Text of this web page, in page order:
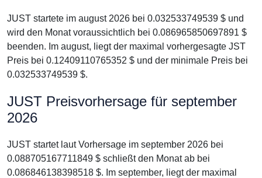
JUST startete im august 2026 bei 0.032533749539 $ und
wird den Monat voraussichtlich bei 0.086965850697891 $
beenden. Im august, liegt der maximal vorhergesagte JST
Preis bei 0.12409110765352 $ und der minimale Preis bei
0.032533749539 $.
JUST Preisvorhersage für september
2026
JUST startet laut Vorhersage im september 2026 bei
0.088705167711849 $ schließt den Monat ab bei
0.086846138398518 $. Im september, liegt der maximal